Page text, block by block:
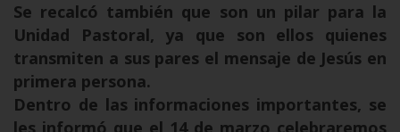
Se recalcó también que son un pilar para la
Unidad Pastoral, ya que son ellos quienes
transmiten a sus pares el mensaje de Jesús en
primera persona.
Dentro de las informaciones importantes, se